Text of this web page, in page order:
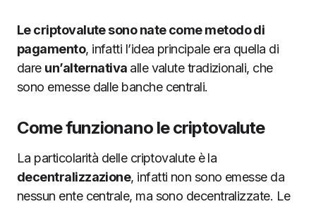
Le criptovalute sono nate come metodo di
pagamento, infatti l’idea principale era quella di
dare un’alternativa alle valute tradizionali, che
sono emesse dalle banche centrali.
Come funzionano le criptovalute
La particolarità delle criptovalute è la
decentralizzazione, infatti non sono emesse da
nessun ente centrale, ma sono decentralizzate. Le